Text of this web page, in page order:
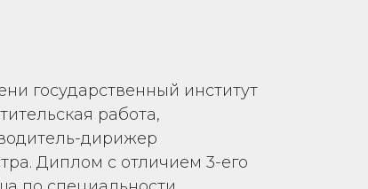
государственный институт
работа,
дирижер
Диплом с отличием 3-его